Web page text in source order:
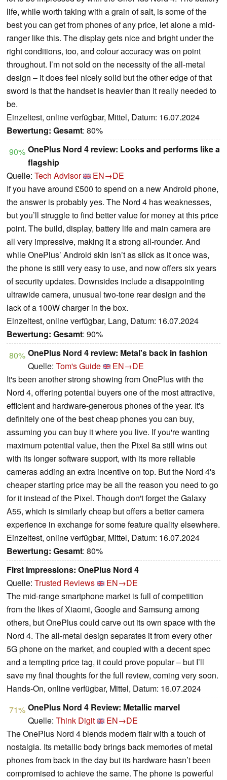
life, while worth taking with a grain of salt, is some of the
best you can get from phones of any price, let alone a mid-
ranger like this. The display gets nice and bright under the
right conditions, too, and colour accuracy was on point
throughout. I’m not sold on the necessity of the all-metal
design – it does feel nicely solid but the other edge of that
sword is that the handset is heavier than it really needed to
be.
Einzeltest, online verfügbar, Mittel, Datum: 16.07.2024
Bewertung: Gesamt: 80%
90% OnePlus Nord 4 review: Looks and performs like a
flagship
Quelle: Tech Advisor
EN→DE
If you have around £500 to spend on a new Android phone,
the answer is probably yes. The Nord 4 has weaknesses,
but you’ll struggle to find better value for money at this price
point. The build, display, battery life and main camera are
all very impressive, making it a strong all-rounder. And
while OnePlus’ Android skin isn’t as slick as it once was,
the phone is still very easy to use, and now offers six years
of security updates. Downsides include a disappointing
ultrawide camera, unusual two-tone rear design and the
lack of a 100W charger in the box.
Einzeltest, online verfügbar, Lang, Datum: 16.07.2024
Bewertung: Gesamt: 90%
80% OnePlus Nord 4 review: Metal's back in fashion
Quelle: Tom's Guide
EN→DE
It's been another strong showing from OnePlus with the
Nord 4, offering potential buyers one of the most attractive,
efficient and hardware-generous phones of the year. It's
definitely one of the best cheap phones you can buy,
assuming you can buy it where you live. If you're wanting
maximum potential value, then the Pixel 8a still wins out
with its longer software support, with its more reliable
cameras adding an extra incentive on top. But the Nord 4's
cheaper starting price may be all the reason you need to go
for it instead of the Pixel. Though don't forget the Galaxy
A55, which is similarly cheap but offers a better camera
experience in exchange for some feature quality elsewhere.
Einzeltest, online verfügbar, Mittel, Datum: 16.07.2024
Bewertung: Gesamt: 80%
First Impressions: OnePlus Nord 4
Quelle: Trusted Reviews
EN→DE
The mid-range smartphone market is full of competition
from the likes of Xiaomi, Google and Samsung among
others, but OnePlus could carve out its own space with the
Nord 4. The all-metal design separates it from every other
5G phone on the market, and coupled with a decent spec
and a tempting price tag, it could prove popular – but I’ll
save my final thoughts for the full review, coming very soon.
Hands-On, online verfügbar, Mittel, Datum: 16.07.2024
71% OnePlus Nord 4 Review: Metallic marvel
Quelle: Think Digit
EN→DE
The OnePlus Nord 4 blends modern flair with a touch of
nostalgia. Its metallic body brings back memories of metal
phones from back in the day but its hardware hasn’t been
compromised to achieve the same. The phone is powerful